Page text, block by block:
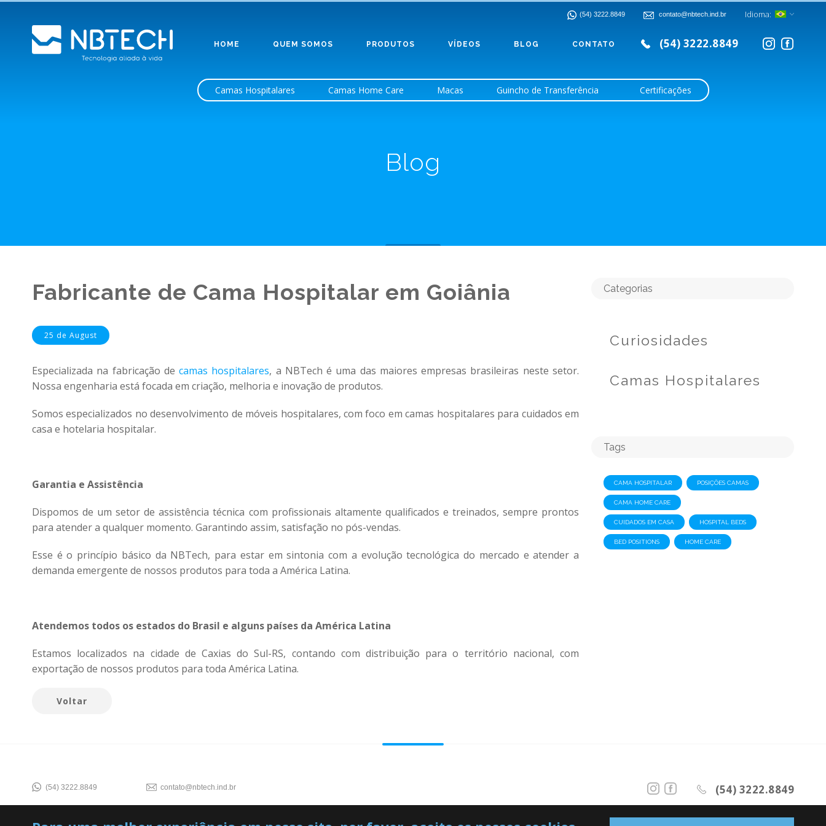
(54) 3222.8849 contato@nbtech.ind.br Idioma:
HOME QUEM SOMOS PRODUTOS VÍDEOS BLOG CONTATO (54) 3222.8849
Camas Hospitalares Camas Home Care Macas Guincho de Transferência Certificações
Blog
Fabricante de Cama Hospitalar em Goiânia
25 de August
Especializada na fabricação decamas hospitalares, a NBTech é uma das maiores empresas brasileiras neste setor.
Nossa engenharia está focada em criação, melhoria e inovação de produtos.
Somos especializados no desenvolvimento de móveis hospitalares, com foco em camas hospitalares para cuidados em
casa e hotelaria hospitalar.
Garantia e Assistência
Dispomos de um setor de assistência técnica com profissionais altamente qualificados e treinados, sempre prontos
para atender a qualquer momento. Garantindo assim, satisfação no pós-vendas.
Esse é o princípio básico da NBTech, para estar em sintonia com a evolução tecnológica do mercado e atender a
demanda emergente de nossos produtos para toda a América Latina.
Atendemos todos os estados do Brasil e alguns países da América Latina
Estamos localizados na cidade de Caxias do Sul-RS, contando com distribuição para o território nacional, com
exportação de nossos produtos para toda América Latina.
Voltar
Categorias
Curiosidades
Camas Hospitalares
Tags
CAMA HOSPITALAR POSIÇÕES CAMAS
CAMA HOME CARE
CUIDADOS EM CASA HOSPITAL BEDS
BED POSITIONS HOME CARE
(54) 3222.8849 contato@nbtech.ind.br (54) 3222.8849